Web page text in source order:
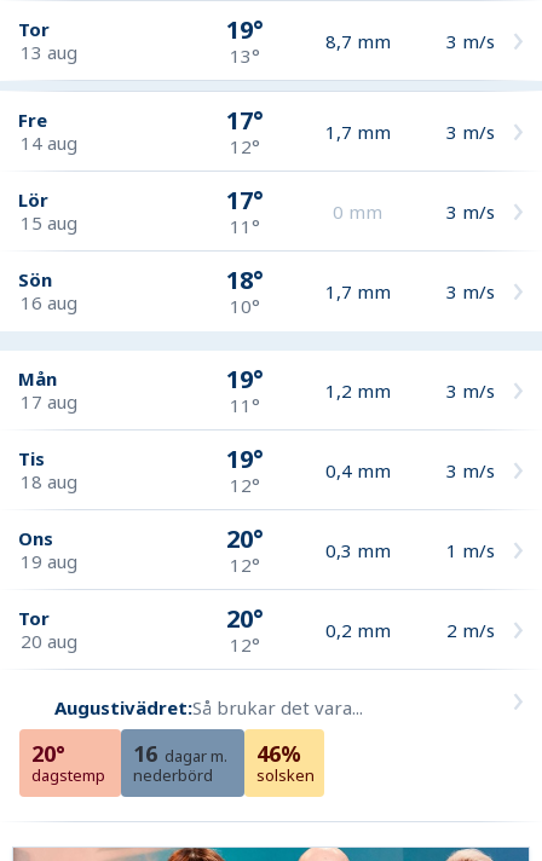
Tor
13 aug
19°
13°
8,7 mm 3 m/s
Fre
14 aug
17°
12°
1,7 mm 3 m/s
Lör
15 aug
17°
11°
0 mm 3 m/s
Sön
16 aug
18°
10°
1,7 mm 3 m/s
Mån
17 aug
19°
11°
1,2 mm 3 m/s
Tis
18 aug
19°
12°
0,4 mm 3 m/s
Ons
19 aug
20°
12°
0,3 mm 1 m/s
Tor
20 aug
20°
12°
0,2 mm 2 m/s
Augustivädret:Så brukar det vara...
20°
dagstemp
16 dagar m.
nederbörd
46%
solsken